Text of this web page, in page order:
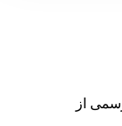
رسمی از